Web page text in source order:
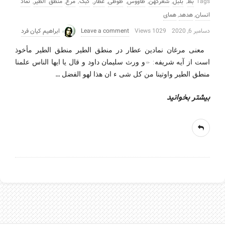
انسان,هدهد,همای
دسامبر 6, 2020
1029 Views
Leave a comment ابراهیم کیان فرد
معنی مرغان نمادین عطار در منطق الطیر منطق الطیر مأخوذ
است از آیه شریفه: «و ورث سلیمان داود و قال یا ایها الناس علمنا
منطق الطیر واوتینا من کل شی ء ان هذا لهو الفضل …
بیشتر بخوانید